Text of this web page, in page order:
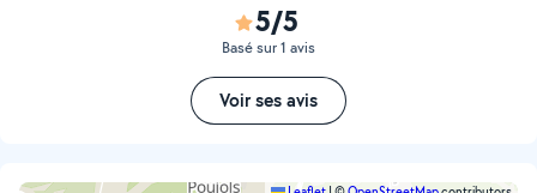
5/5
Basé sur 1 avis
Voir ses avis